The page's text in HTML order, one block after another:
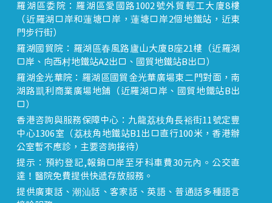
羅湖區委院：羅湖區愛國路1002號外貿輕工大廈8樓
（近羅湖口岸和蓮塘口岸，蓮塘口岸2個地鐵站，近東
門步行街）
羅湖國貿院：羅湖區春風路廬山大廈B座21樓（近羅湖
口岸、向西村地鐵站A2出口、國貿地鐵站B出口）
羅湖金光華院：羅湖區國貿金光華廣場東二門對面，南
湖路凱利商業廣場地鋪（近羅湖口岸、國貿地鐵站B出
口）
香港咨詢與服務保障中心：九龍荔枝角長裕街11號定豐
中心1306室（荔枝角地鐵站B1出口直行100米，香港辦
公室暫不應診，主要咨詢接待）
提示：預約登記,報銷口岸至牙科車費30元內。公交直
達！醫院免費提供快遞存放服務。
提供廣東話、潮汕話、客家話、英語、普通話多種語言